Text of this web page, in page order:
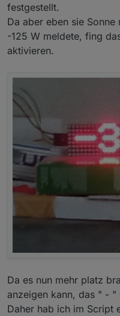
festgestellt.
Da aber eben sie
-125 W meldete, fing
aktivieren.
Da es nun mehr platz
anzeigen kann, das " - "
Daher hab ich im Script